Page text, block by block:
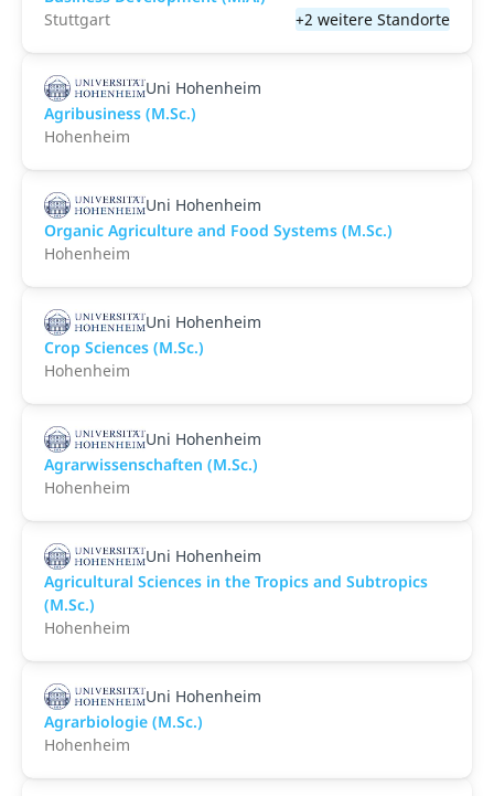
Stuttgart
+2 weitere Standorte
Uni Hohenheim
Agribusiness (M.Sc.)
Hohenheim
Uni Hohenheim
Organic Agriculture and Food Systems (M.Sc.)
Hohenheim
Uni Hohenheim
Crop Sciences (M.Sc.)
Hohenheim
Uni Hohenheim
Agrarwissenschaften (M.Sc.)
Hohenheim
Uni Hohenheim
Agricultural Sciences in the Tropics and Subtropics
(M.Sc.)
Hohenheim
Uni Hohenheim
Agrarbiologie (M.Sc.)
Hohenheim